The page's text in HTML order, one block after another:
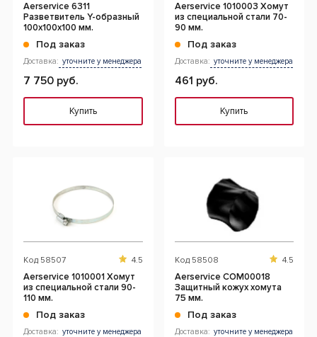
Aerservice 6311
Разветвитель Y-образный
100х100x100 мм.
Под заказ
Доставка: уточните у менеджера
7 750 руб.
Купить
Aerservice 1010003 Хомут
из специальной стали 70-
90 мм.
Под заказ
Доставка: уточните у менеджера
461 руб.
Купить
Код 58507 4.5
Aerservice 1010001 Хомут
из специальной стали 90-
110 мм.
Под заказ
Доставка: уточните у менеджера
Код 58508 4.5
Aerservice COM00018
Защитный кожух хомута
75 мм.
Под заказ
Доставка: уточните у менеджера